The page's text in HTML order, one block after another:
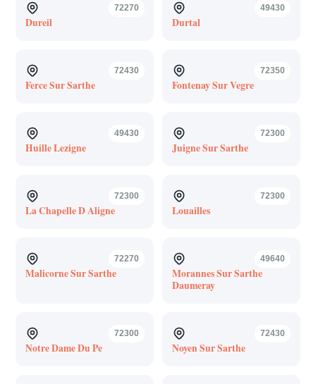
72270
Dureil
49430
Durtal
72430
Ferce Sur Sarthe
72350
Fontenay Sur Vegre
49430
Huille Lezigne
72300
Juigne Sur Sarthe
72300
La Chapelle D Aligne
72300
Louailles
72270
Malicorne Sur Sarthe
49640
Morannes Sur Sarthe
Daumeray
72300
Notre Dame Du Pe
72430
Noyen Sur Sarthe